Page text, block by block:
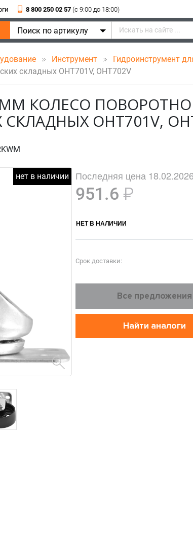
8 800 250 02 57 (c 9:00 до 18:00)
Поиск по артикулу
Инструмент Гидроинструмент
складных OHT701V, OHT702V
КОЛЕСО
OHT701V,
нет в наличии Последняя цена 18.02.2026
951.6 ₽
НЕТ В НАЛИЧИИ
Срок доставки:
Все предложения
Найти аналоги